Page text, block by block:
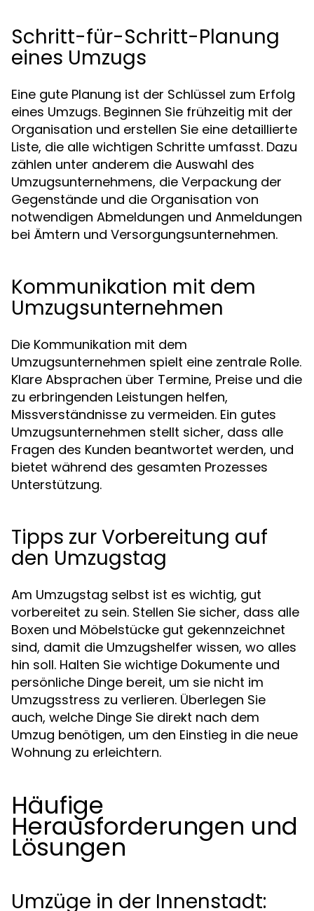
Schritt-für-Schritt-Planung
eines Umzugs
Eine gute Planung ist der Schlüssel zum Erfolg
eines Umzugs. Beginnen Sie frühzeitig mit der
Organisation und erstellen Sie eine detaillierte
Liste, die alle wichtigen Schritte umfasst. Dazu
zählen unter anderem die Auswahl des
Umzugsunternehmens, die Verpackung der
Gegenstände und die Organisation von
notwendigen Abmeldungen und Anmeldungen
bei Ämtern und Versorgungsunternehmen.
Kommunikation mit dem
Umzugsunternehmen
Die Kommunikation mit dem
Umzugsunternehmen spielt eine zentrale Rolle.
Klare Absprachen über Termine, Preise und die
zu erbringenden Leistungen helfen,
Missverständnisse zu vermeiden. Ein gutes
Umzugsunternehmen stellt sicher, dass alle
Fragen des Kunden beantwortet werden, und
bietet während des gesamten Prozesses
Unterstützung.
Tipps zur Vorbereitung auf
den Umzugstag
Am Umzugstag selbst ist es wichtig, gut
vorbereitet zu sein. Stellen Sie sicher, dass alle
Boxen und Möbelstücke gut gekennzeichnet
sind, damit die Umzugshelfer wissen, wo alles
hin soll. Halten Sie wichtige Dokumente und
persönliche Dinge bereit, um sie nicht im
Umzugsstress zu verlieren. Überlegen Sie
auch, welche Dinge Sie direkt nach dem
Umzug benötigen, um den Einstieg in die neue
Wohnung zu erleichtern.
Häufige
Herausforderungen und
Lösungen
Umzüge in der Innenstadt: